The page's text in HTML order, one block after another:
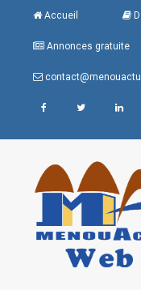
Accueil
Annonces gratuite